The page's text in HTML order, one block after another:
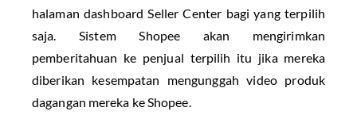
halaman dashboard Seller Center bagi yang terpilih
saja. Sistem Shopee akan mengirimkan
pemberitahuan ke penjual terpilih itu jika mereka
diberikan kesempatan mengunggah video produk
dagangan mereka ke Shopee.